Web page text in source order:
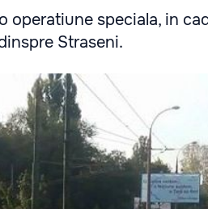
operatiune speciala, in
Straseni.